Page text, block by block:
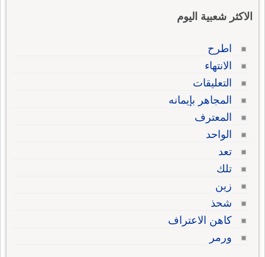
الاكثر شعبية اليوم
اطرح
الانتهاء
التعليقات
المجاهر بإيمانه
المعترف
الواحد
تعد
تلك
زين
شحذ
كاهن الاعتراف
ورمر